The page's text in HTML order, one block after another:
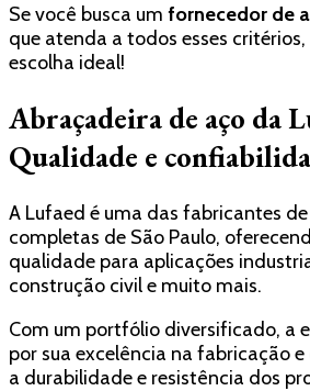
Se você busca um fornecedor de
que atenda a todos esses
escolha ideal!
Abraçadeira de aço da
Qualidade e
A Lufaed é uma das fabricantes
completas de São Paulo,
qualidade para aplicações
construção civil e muito mais.
Com um portfólio diversificado, a
por sua excelência na fabricação
a durabilidade e resistência dos